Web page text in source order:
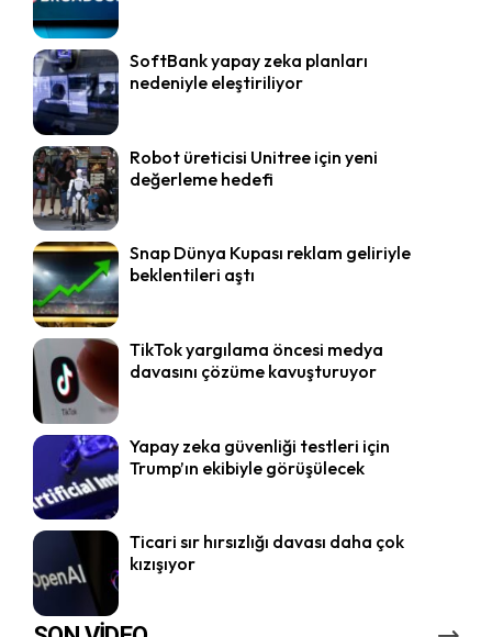
SoftBank yapay zeka planları
nedeniyle eleştiriliyor
Robot üreticisi Unitree için yeni
değerleme hedefi
Snap Dünya Kupası reklam geliriyle
beklentileri aştı
TikTok yargılama öncesi medya
davasını çözüme kavuşturuyor
Yapay zeka güvenliği testleri için
Trump’ın ekibiyle görüşülecek
Ticari sır hırsızlığı davası daha çok
kızışıyor